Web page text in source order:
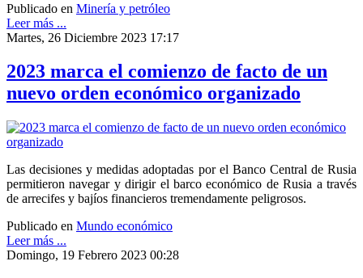
Publicado en Minería y petróleo
Leer más ...
Martes, 26 Diciembre 2023 17:17
2023 marca el comienzo de facto de un
nuevo orden económico organizado
Las decisiones y medidas adoptadas por el Banco Central de Rusia
permitieron navegar y dirigir el barco económico de Rusia a través
de arrecifes y bajíos financieros tremendamente peligrosos.
Publicado en Mundo económico
Leer más ...
Domingo, 19 Febrero 2023 00:28